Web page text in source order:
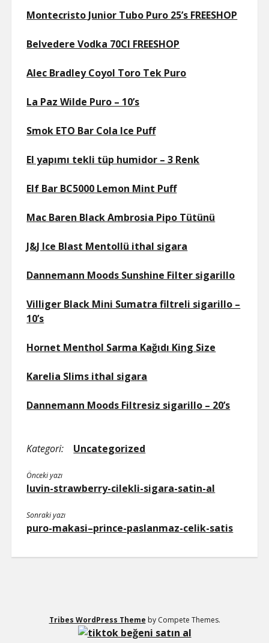
Montecristo Junior Tubo Puro 25’s FREESHOP
Belvedere Vodka 70Cl FREESHOP
Alec Bradley Coyol Toro Tek Puro
La Paz Wilde Puro – 10’s
Smok ETO Bar Cola Ice Puff
El yapımı tekli tüp humidor – 3 Renk
Elf Bar BC5000 Lemon Mint Puff
Mac Baren Black Ambrosia Pipo Tütünü
J&J Ice Blast Mentollü ithal sigara
Dannemann Moods Sunshine Filter sigarillo
Villiger Black Mini Sumatra filtreli sigarillo –
10’s
Hornet Menthol Sarma Kağıdı King Size
Karelia Slims ithal sigara
Dannemann Moods Filtresiz sigarillo – 20’s
Kategori: Uncategorized
Önceki yazı
luvin-strawberry-cilekli-sigara-satin-al
Sonraki yazı
puro-makasi–prince-paslanmaz-celik-satis
Tribes WordPress Theme by Compete Themes.